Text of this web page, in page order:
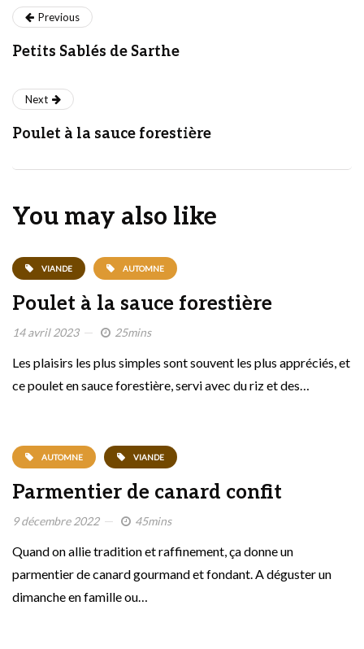
Previous
Petits Sablés de Sarthe
Next
Poulet à la sauce forestière
You may also like
VIANDE AUTOMNE
Poulet à la sauce forestière
14 avril 2023 25mins
Les plaisirs les plus simples sont souvent les plus appréciés, et
ce poulet en sauce forestière, servi avec du riz et des…
AUTOMNE VIANDE
Parmentier de canard confit
9 décembre 2022 45mins
Quand on allie tradition et raffinement, ça donne un
parmentier de canard gourmand et fondant. A déguster un
dimanche en famille ou…